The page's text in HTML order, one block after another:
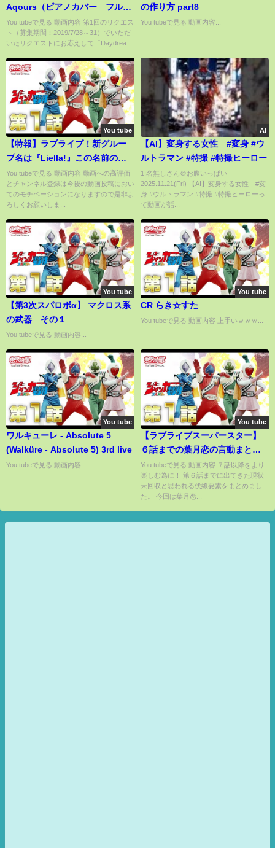
Aqours（ピアノカバー フルサ
イズ）ラブライブ！サンシャイ
ン!!
You tubeで見る 動画内容 第1回のリクエス
ト（募集期間：2019/7/28～31）でいただ
いたリクエストにお応えして「Daydrea...
の作り方 part8
You tubeで見る 動画内容...
You tube
【特報】ラブライブ！新グルー
プ名は『Liella!』この名前の由
来＆これについての見解【ラブ
ライブ！スーパースター!!】
You tubeで見る 動画内容 動画への高評価
とチャンネル登録は今後の動画投稿におい
てのモチベーションになりますので是非よ
ろしくお願いしま...
AI
【AI】変身する女性 #変身 #ウ
ルトラマン #特撮 #特撮ヒーロー
1:名無しさん＠お腹いっぱい
2025.11.21(Fri) 【AI】変身する女性 #変
身 #ウルトラマン #特撮 #特撮ヒーローっ
て動画が話...
You tube
【第3次スパロボα】 マクロス系
の武器 その１
You tubeで見る 動画内容...
You tube
CR らき☆すた
You tubeで見る 動画内容 上手いｗｗｗ...
You tube
ワルキューレ - Absolute 5
(Walküre - Absolute 5) 3rd live
You tubeで見る 動画内容...
You tube
【ラブライブスーパースター】
６話までの葉月恋の言動まと
め！７話からのスポットキャラ
を振り返っておこう！【Liella!
解説】
You tubeで見る 動画内容 ７話以降をより
楽しむ為に！ 第６話までに出てきた現状
未回収と思われる伏線要素をまとめまし
た。 今回は葉月恋...